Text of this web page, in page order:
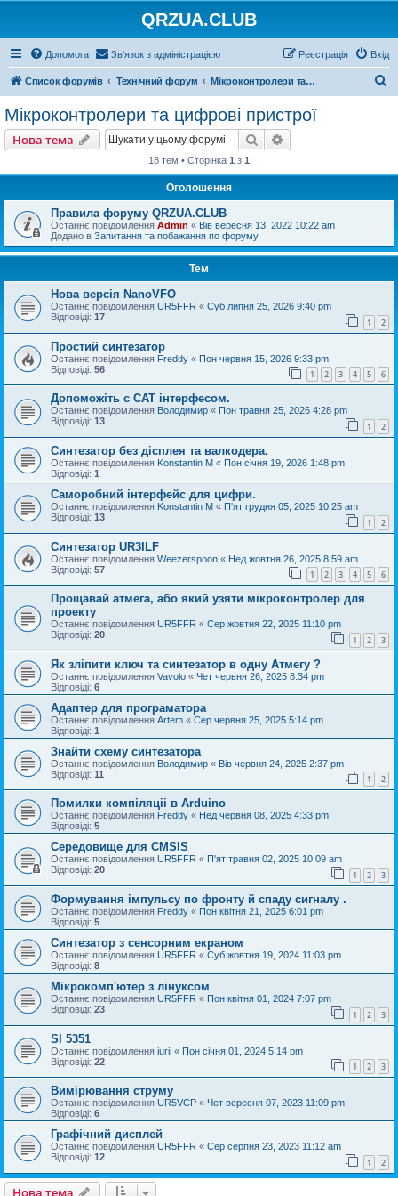
QRZUA.CLUB
Допомога Зв'язок з адміністрацією Вхід
Реєстрація
Список форумів Технічний форум Мікроконтролери та цифрові пристрої
Мікроконтролери та цифрові пристрої
Нова тема Пошук
18 тем • Сторінка 1 з 1
Оголошення
Правила форуму QRZUA.CLUB
Останнє повідомлення Admin « Вів вересня 13, 2022 10:22 am
Додано в Запитання та побажання по форуму
Тем
Нова версія NanoVFO
Останнє повідомлення UR5FFR « Суб липня 25, 2026 9:40 pm
Відповіді: 17 1 2
Простий синтезатор
Останнє повідомлення Freddy « Пон червня 15, 2026 9:33 pm
Відповіді: 56 1 2 3 4 5 6
Допоможіть с САТ інтерфесом.
Останнє повідомлення Володимир « Пон травня 25, 2026 4:28 pm
Відповіді: 13 1 2
Синтезатор без дісплея та валкодера.
Останнє повідомлення Konstantin M « Пон січня 19, 2026 1:48 pm
Відповіді: 1
Саморобний інтерфейс для цифри.
Останнє повідомлення Konstantin M « П'ят грудня 05, 2025 10:25 am
Відповіді: 13 1 2
Синтезатор UR3ILF
Останнє повідомлення Weezerspoon « Нед жовтня 26, 2025 8:59 am
Відповіді: 57 1 2 3 4 5 6
Прощавай атмега, або який узяти мікроконтролер для
проекту
Останнє повідомлення UR5FFR « Сер жовтня 22, 2025 11:10 pm
Відповіді: 20 1 2 3
Як зліпити ключ та синтезатор в одну Атмегу ?
Останнє повідомлення Vavolo « Чет червня 26, 2025 8:34 pm
Відповіді: 6
Адаптер для програматора
Останнє повідомлення Artem « Сер червня 25, 2025 5:14 pm
Відповіді: 1
Знайти схему синтезатора
Останнє повідомлення Володимир « Вів червня 24, 2025 2:37 pm
Відповіді: 11 1 2
Помилки компіляціі в Arduino
Останнє повідомлення Freddy « Нед червня 08, 2025 4:33 pm
Відповіді: 5
Середовище для CMSIS
Останнє повідомлення UR5FFR « П'ят травня 02, 2025 10:09 am
Відповіді: 20 1 2 3
Формування імпульсу по фронту й спаду сигналу .
Останнє повідомлення Freddy « Пон квітня 21, 2025 6:01 pm
Відповіді: 5
Cинтезатор з сенсорним екраном
Останнє повідомлення UR5FFR « Суб жовтня 19, 2024 11:03 pm
Відповіді: 8
Мікрокомп'ютер з лінуксом
Останнє повідомлення UR5FFR « Пон квітня 01, 2024 7:07 pm
Відповіді: 23 1 2 3
SI 5351
Останнє повідомлення iurii « Пон січня 01, 2024 5:14 pm
Відповіді: 22 1 2 3
Вимірювання струму
Останнє повідомлення UR5VCP « Чет вересня 07, 2023 11:09 pm
Відповіді: 6
Графічний дисплей
Останнє повідомлення UR5FFR « Сер серпня 23, 2023 11:12 am
Відповіді: 12 1 2
Нова тема